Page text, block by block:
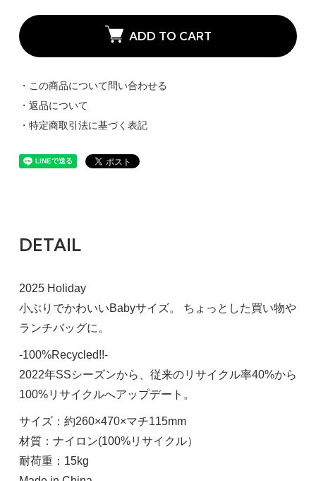
ADD TO CART
・この商品について問い合わせる
・返品について
・特定商取引法に基づく表記
DETAIL
2025 Holiday
小ぶりでかわいいBabyサイズ。 ちょっとした買い物や
ランチバッグに。
-100%Recycled!!-
2022年SSシーズンから、従来のリサイクル率40%から
100%リサイクルへアップデート。
サイズ：約260×470×マチ115mm
材質：ナイロン(100%リサイクル）
耐荷重：15kg